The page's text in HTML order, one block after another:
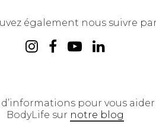
également nous suivre
pour vous
BodyLife sur notre blog